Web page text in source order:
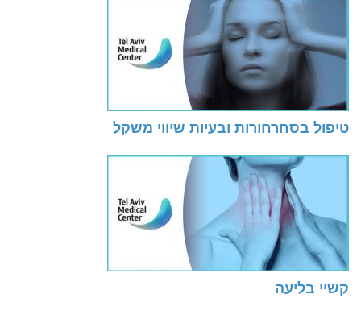
טיפול בסחרחורות ובעיות שיווי משקל
קשיי בליעה